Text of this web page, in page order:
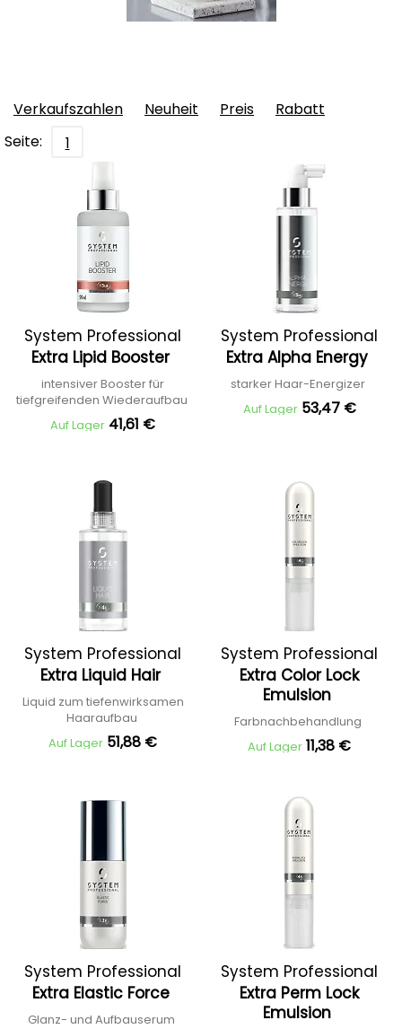
Verkaufszahlen Neuheit Preis
Rabatt
Seite:
1
System Professional
Extra Lipid Booster
intensiver Booster für
tiefgreifenden Wiederaufbau
Auf Lager 41,61 €
System Professional
Extra Alpha Energy
starker Haar-Energizer
Auf Lager 53,47 €
System Professional
Extra Liquid Hair
Liquid zum tiefenwirksamen
Haaraufbau
Auf Lager 51,88 €
System Professional
Extra Color Lock
Emulsion
Farbnachbehandlung
Auf Lager 11,38 €
System Professional
Extra Elastic Force
Glanz- und Aufbauserum
System Professional
Extra Perm Lock
Emulsion